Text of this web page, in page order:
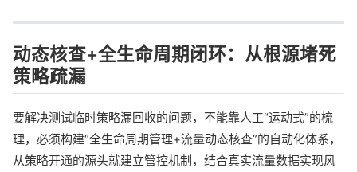
动态核查+全生命周期闭环：从根源堵死
策略疏漏
要解决测试临时策略漏回收的问题，不能靠人工“运动式”的梳
理，必须构建“全生命周期管理+流量动态核查”的自动化体系，
从策略开通的源头就建立管控机制，结合真实流量数据实现风